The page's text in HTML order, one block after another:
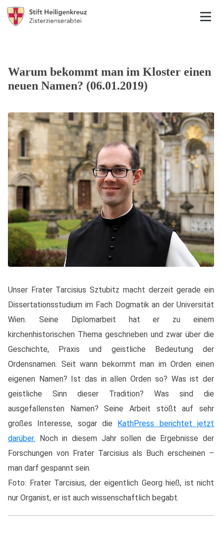
Warum bekommt man im Kloster einen
neuen Namen? (06.01.2019)
Unser Frater Tarcisius Sztubitz macht derzeit gerade ein
Dissertationsstudium im Fach Dogmatik an der Universität
Wien. Seine Diplomarbeit hat er zu einem
kirchenhistorischen Thema geschrieben und zwar über die
Geschichte, Praxis und geistliche Bedeutung der
Ordensnamen. Seit wann bekommt man im Orden einen
eigenen Namen? Ist das in allen Orden so? Was ist der
geistliche Sinn dieser Tradition? Was sind die
ausgefallensten Namen? Seine Arbeit stößt auf sehr
großes Interesse, sogar die KathPress berichtet jetzt
darüber. Noch in diesem Jahr sollen die Ergebnisse der
Forschungen von Frater Tarcisius als Buch erscheinen –
man darf gespannt sein.
Foto: Frater Tarcisius, der eigentlich Georg hieß, ist nicht
nur Organist, er ist auch wissenschaftlich begabt.